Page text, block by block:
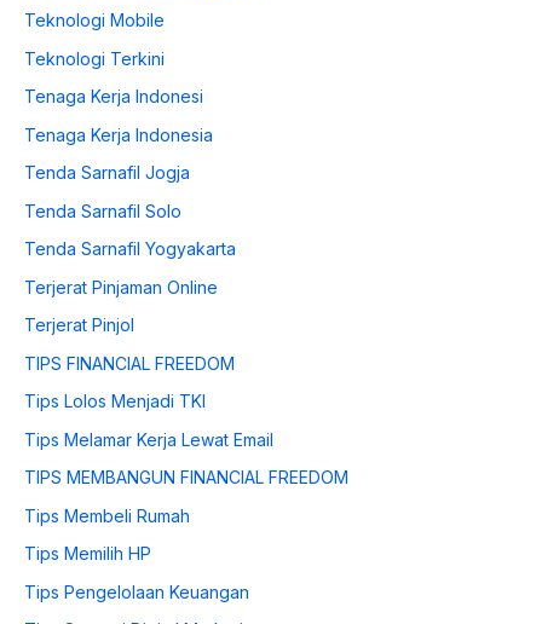
Teknologi Mobile
Teknologi Terkini
Tenaga Kerja Indonesi
Tenaga Kerja Indonesia
Tenda Sarnafil Jogja
Tenda Sarnafil Solo
Tenda Sarnafil Yogyakarta
Terjerat Pinjaman Online
Terjerat Pinjol
TIPS FINANCIAL FREEDOM
Tips Lolos Menjadi TKI
Tips Melamar Kerja Lewat Email
TIPS MEMBANGUN FINANCIAL FREEDOM
Tips Membeli Rumah
Tips Memilih HP
Tips Pengelolaan Keuangan